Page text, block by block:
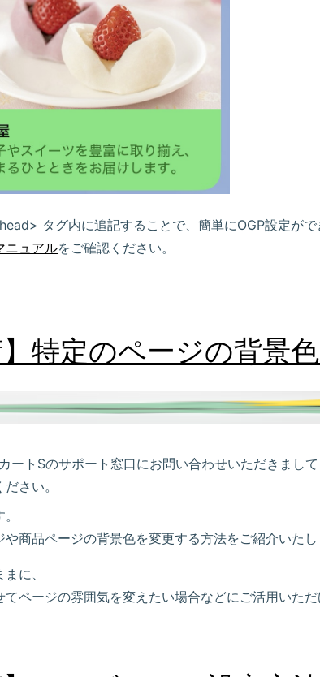
タグ内に追記することで、簡単にOGP設定がで
ニュアルをご確認ください。
】特定のページの背景
ートSのサポート窓口にお問い合わせいただきまし
さい。
商品ページの背景色を変更する方法をご紹介いたし
に、
ページの雰囲気を変えたい場合などにご活用いただ